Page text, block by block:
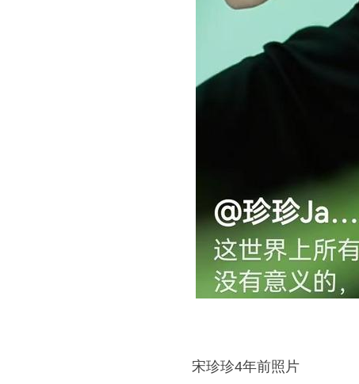
宋珍珍4年前照片